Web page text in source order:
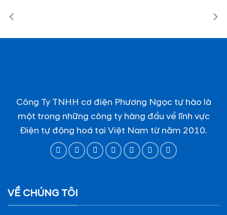
Công Ty TNHH cơ điện Phương Ngọc tự hào là
một trong những công ty hàng đầu về lĩnh vực
Điện tự động hoá tại Việt Nam từ năm 2010.
VỀ CHÚNG TÔI